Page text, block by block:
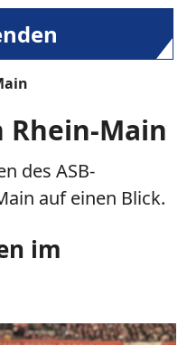
Main
des ASB-
auf einen Blick.
im